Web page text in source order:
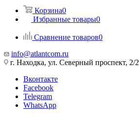
Корзина0
Избранные товары0
Сравнение товаров0
info@atlantcom.ru
г. Находка, ул. Северный проспект, 2/2
Вконтакте
Facebook
Telegram
WhatsApp